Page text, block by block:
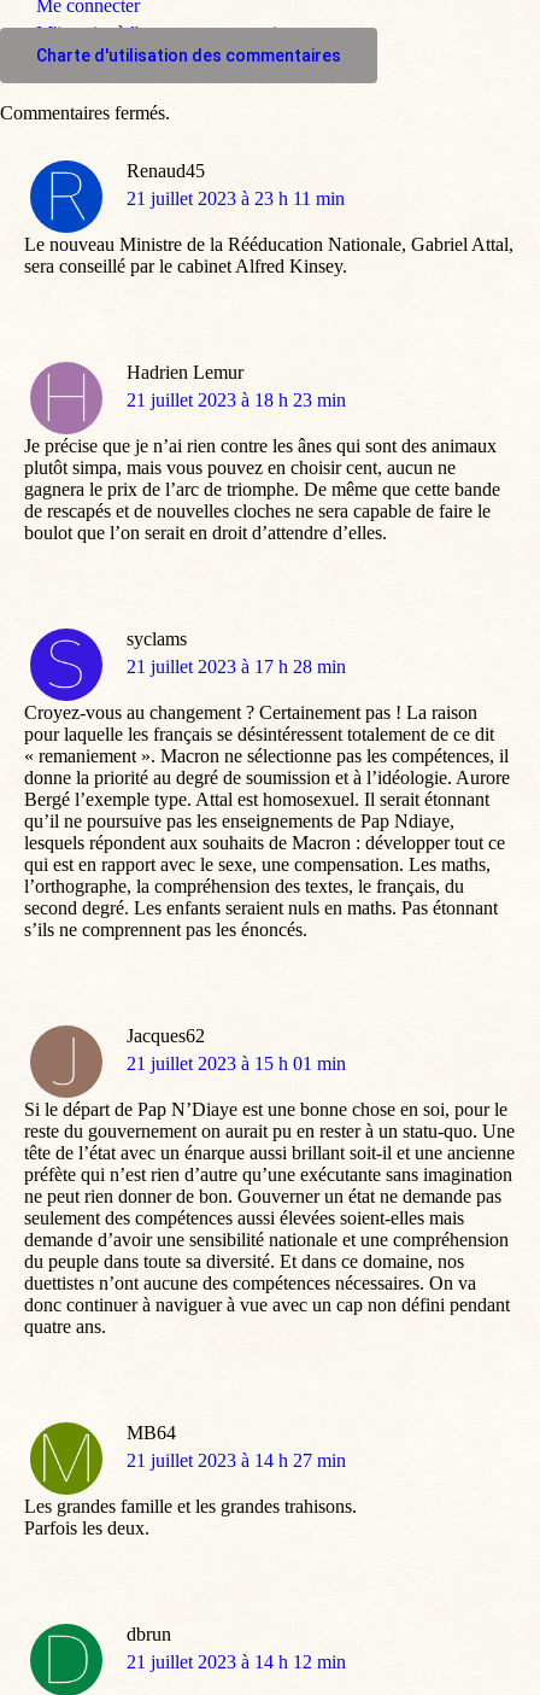
Me connecter
M'inscrire à l'espace commentaire
Charte d'utilisation des commentaires
Renaud45
dit
21 juillet 2023 à 23 h 11 min
Le nouveau Ministre de la Rééducation Nationale, Gabriel Attal,
sera conseillé par le cabinet Alfred Kinsey.
Hadrien Lemur
dit
21 juillet 2023 à 18 h 23 min
Je précise que je n’ai rien contre les ânes qui sont des animaux
plutôt simpa, mais vous pouvez en choisir cent, aucun ne
gagnera le prix de l’arc de triomphe. De même que cette bande
de rescapés et de nouvelles cloches ne sera capable de faire le
boulot que l’on serait en droit d’attendre d’elles.
syclams
dit
21 juillet 2023 à 17 h 28 min
Croyez-vous au changement ? Certainement pas ! La raison
pour laquelle les français se désintéressent totalement de ce dit
« remaniement ». Macron ne sélectionne pas les compétences, il
donne la priorité au degré de soumission et à l’idéologie. Aurore
Bergé l’exemple type. Attal est homosexuel. Il serait étonnant
qu’il ne poursuive pas les enseignements de Pap Ndiaye,
lesquels répondent aux souhaits de Macron : développer tout ce
qui est en rapport avec le sexe, une compensation. Les maths,
l’orthographe, la compréhension des textes, le français, du
second degré. Les enfants seraient nuls en maths. Pas étonnant
s’ils ne comprennent pas les énoncés.
Jacques62
dit
21 juillet 2023 à 15 h 01 min
Si le départ de Pap N’Diaye est une bonne chose en soi, pour le
reste du gouvernement on aurait pu en rester à un statu-quo. Une
tête de l’état avec un énarque aussi brillant soit-il et une ancienne
préfète qui n’est rien d’autre qu’une exécutante sans imagination
ne peut rien donner de bon. Gouverner un état ne demande pas
seulement des compétences aussi élevées soient-elles mais
demande d’avoir une sensibilité nationale et une compréhension
du peuple dans toute sa diversité. Et dans ce domaine, nos
duettistes n’ont aucune des compétences nécessaires. On va
donc continuer à naviguer à vue avec un cap non défini pendant
quatre ans.
MB64
dit
21 juillet 2023 à 14 h 27 min
Les grandes famille et les grandes trahisons.
Parfois les deux.
dbrun
dit
21 juillet 2023 à 14 h 12 min
Commentaires fermés.